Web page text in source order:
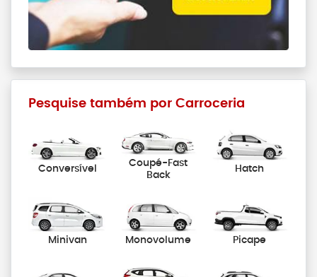
Pesquise também por Carroceria
Conversível
Coupé-Fast
Back
Hatch
Minivan Monovolume Picape